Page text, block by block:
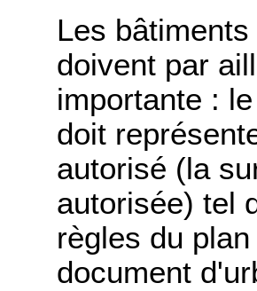
Les
doivent par
importante :
doit
autorisé (la
autorisée) tel
règles du
document